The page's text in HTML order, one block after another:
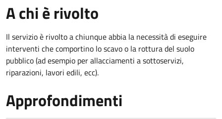
A chi è rivolto
Il servizio è rivolto a chiunque abbia la necessità di eseguire
interventi che comportino lo scavo o la rottura del suolo
pubblico (ad esempio per allacciamenti a sottoservizi,
riparazioni, lavori edili, ecc).
Approfondimenti